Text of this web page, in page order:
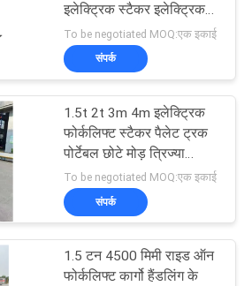
फोर्कलिफ्ट
24
कैंची लिफ्ट
इलेक्ट्रिक स्टैकर इलेक्ट्रिक
लिफ्टिंग वर्कशॉप ट्रॉली पीयू
व्हील के साथ
To be negotiated MOQ:एक इकाई
संपर्क
1.5t 2t 3m 4m इलेक्ट्रिक
फोर्कलिफ्ट स्टैकर पैलेट ट्रक
पोर्टेबल छोटे मोड़ त्रिज्या
अनुकूलित
To be negotiated MOQ:एक इकाई
संपर्क
1.5 टन 4500 मिमी राइड ऑन
फोर्कलिफ्ट कार्गो हैंडलिंग के